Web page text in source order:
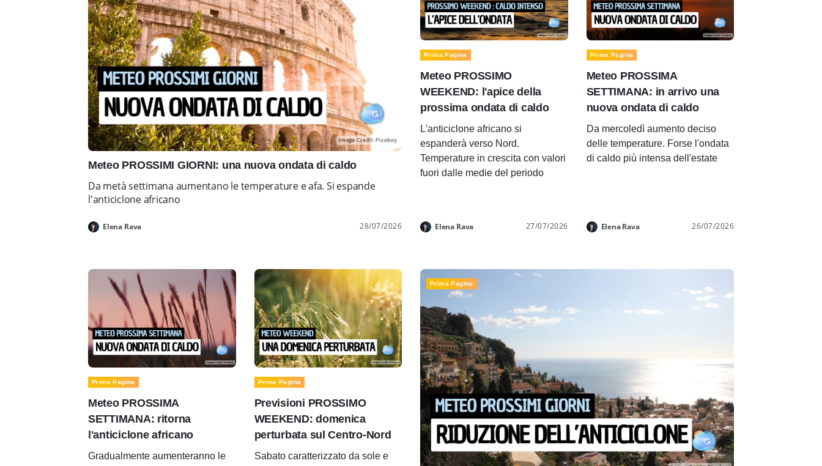
Meteo PROSSIMI GIORNI: una nuova ondata di caldo
Da metà settimana aumentano le temperature e afa. Si espande
l'anticiclone africano
Elena Rava 28/07/2026
Prima Pagina
Meteo PROSSIMO
WEEKEND: l'apice della
prossima ondata di caldo
L'anticiclone africano si
espanderà verso Nord.
Temperature in crescita con valori
fuori dalle medie del periodo
Elena Rava 27/07/2026
Prima Pagina
Meteo PROSSIMA
SETTIMANA: in arrivo una
nuova ondata di caldo
Da mercoledì aumento deciso
delle temperature. Forse l'ondata
di caldo più intensa dell'estate
Elena Rava 26/07/2026
Prima Pagina
Meteo PROSSIMA
SETTIMANA: ritorna
l'anticiclone africano
Gradualmente aumenteranno le
Prima Pagina
Previsioni PROSSIMO
WEEKEND: domenica
perturbata sul Centro-Nord
Sabato caratterizzato da sole e
Prima Pagina